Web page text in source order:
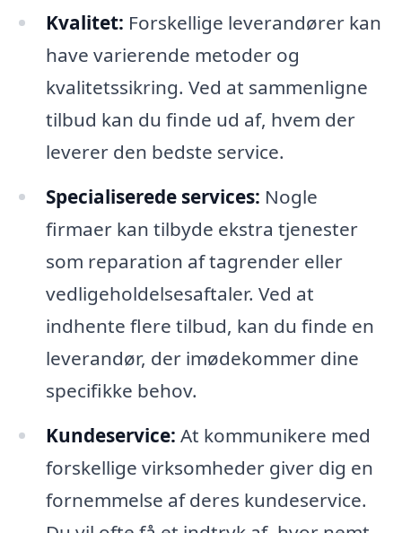
Kvalitet: Forskellige leverandører kan
have varierende metoder og
kvalitetssikring. Ved at sammenligne
tilbud kan du finde ud af, hvem der
leverer den bedste service.
Specialiserede services: Nogle
firmaer kan tilbyde ekstra tjenester
som reparation af tagrender eller
vedligeholdelsesaftaler. Ved at
indhente flere tilbud, kan du finde en
leverandør, der imødekommer dine
specifikke behov.
Kundeservice: At kommunikere med
forskellige virksomheder giver dig en
fornemmelse af deres kundeservice.